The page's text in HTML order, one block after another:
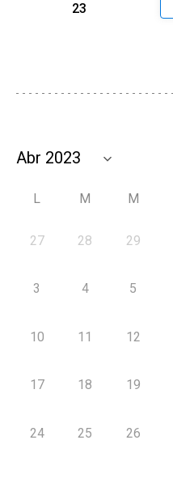
23
L M M
27 28 29
3 4 5
10 11 12
17 18 19
24 25 26